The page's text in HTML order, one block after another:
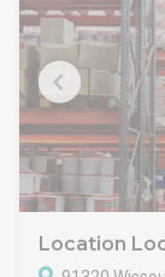
Location